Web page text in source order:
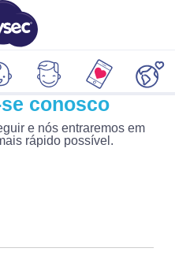
conosco
e nós entraremos em
rápido possível.